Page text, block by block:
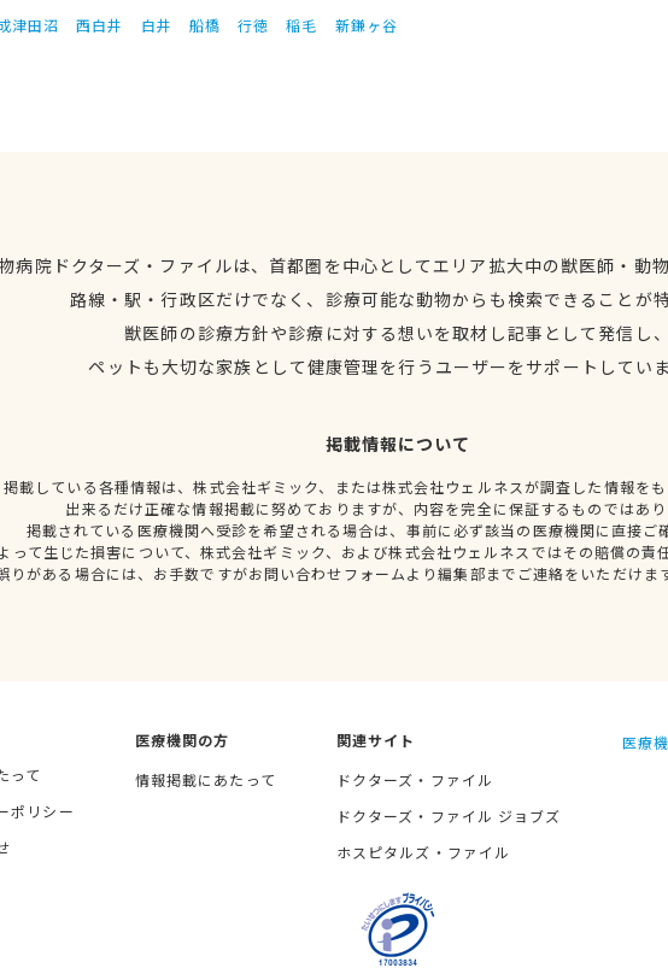
津田沼 西白井 白井 船橋 行徳 稲毛 新鎌ヶ谷
病院ドクターズ・ファイルは、首都圏を中心としてエリア拡大中の獣医師・動
路線・駅・行政区だけでなく、診療可能な動物からも検索できることが
獣医師の診療方針や診療に対する想いを取材し記事として発信し
ペットも大切な家族として健康管理を行うユーザーをサポートしてい
掲載情報について
掲載している各種情報は、株式会社ギミック、または株式会社ウェルネスが調査した情報を
出来るだけ正確な情報掲載に努めておりますが、内容を完全に保証するものではあ
掲載されている医療機関へ受診を希望される場合は、事前に必ず該当の医療機関に直接ご
って生じた損害について、株式会社ギミック、および株式会社ウェルネスではその賠償の責
りがある場合には、お手数ですがお問い合わせフォームより編集部までご連絡をいただけま
って
ポリシー
医療機関の方
情報掲載にあたって
関連サイト
ドクターズ・ファイル
ドクターズ・ファイル ジョブズ
ホスピタルズ・ファイル
医療